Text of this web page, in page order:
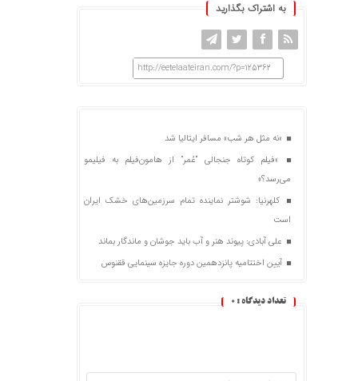
به اشتراک بگذارید
http://eetelaateiran.com/?p=125362
«نه مثل هر شب» مسافر ایتالیا شد
«فیلم کوتاه جنجالی “عُمر” از هامون‌فیلم به فیلیمو
می‌رسد؟»
کلهرنیا: شوشتر نماینده تمام سرزمین‌های خشک ایران
است
علی آبادی: پیوند هنر و آب باید جوشان و ماندگار بماند
آیین اختتامیه پانزدهمین دوره جایزه سینمایی ققنوس
تعداد دیدگاه : 0